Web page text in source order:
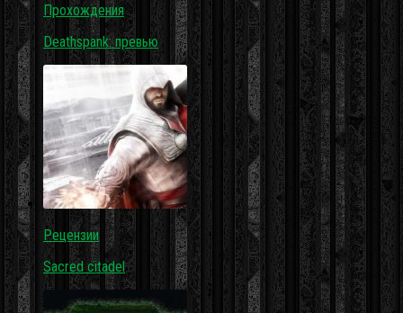
Прохождения
Deathspank: превью
Рецензии
Sacred citadel